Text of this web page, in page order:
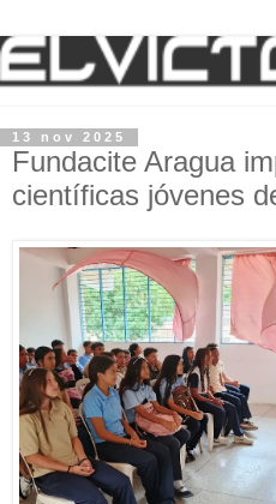
13 nov 2025
Fundacite Aragua
científicas jóvenes